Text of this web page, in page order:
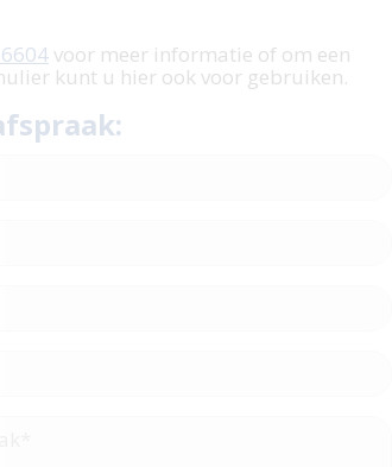
voor meer informatie of om een
kunt u hier ook voor gebruiken.